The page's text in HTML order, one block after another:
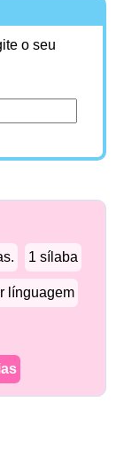
o seu
1 sílaba
línguagem